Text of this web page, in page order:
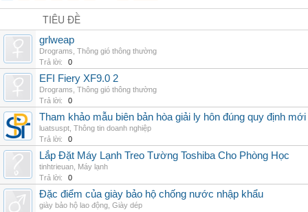
TIÊU ĐỀ
grlweap
Drograms Thông gió thông thường
Trả lời:
0
EFI Fiery XF9.0 2
Drograms Thông gió thông thường
Trả lời:
0
Tham khảo mẫu biên bản hòa giải ly hôn đúng quy định mới
luatsuspt Thông tin doanh nghiệp
Trả lời:
0
Lắp Đặt Máy Lạnh Treo Tường Toshiba Cho Phòng Học
tinhtrieuan Máy lạnh
Trả lời:
0
Đặc điểm của giày bảo hộ chống nước nhập khẩu
giày bảo hộ lao động Giày dép